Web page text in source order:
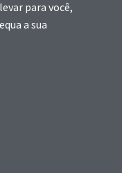
para você,
a sua